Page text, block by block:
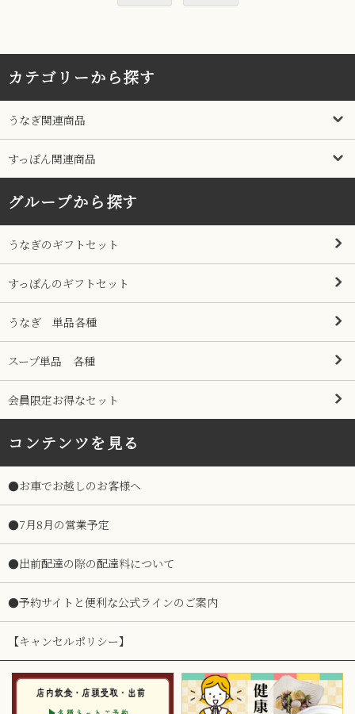
カテゴリーから探す
うなぎ関連商品
すっぽん関連商品
グループから探す
うなぎのギフトセット
すっぽんのギフトセット
うなぎ 単品各種
スープ単品 各種
会員限定お得なセット
コンテンツを見る
●お車でお越しのお客様へ
●7月8月の営業予定
●出前配達の際の配達料について
●予約サイトと便利な公式ラインのご案内
【キャンセルポリシー】